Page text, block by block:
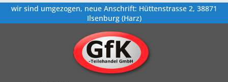
wir sind umgezogen, neue Anschrift: Hüttenstrasse 2, 38871
Ilsenburg (Harz)